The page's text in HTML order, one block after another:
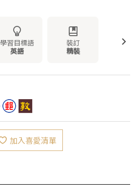
學習目標語
英語
裝訂
精裝
加入喜愛清單